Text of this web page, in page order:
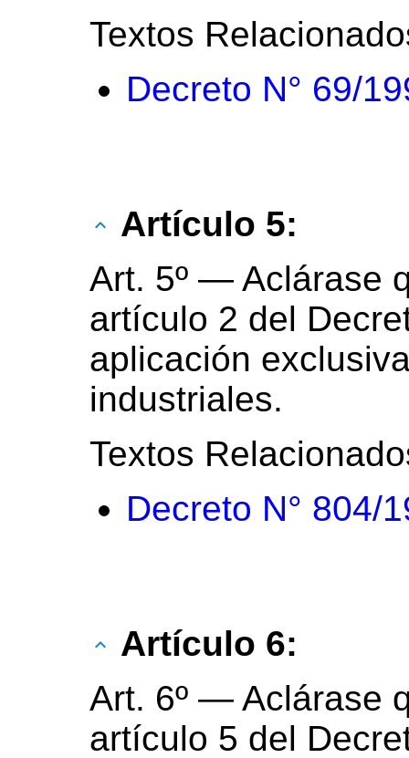
Textos
Decreto N° 69/
Artículo 5:
Art. 5º — Aclárase
artículo 2 del
aplicación
industriales.
Textos
Decreto N° 804/
Artículo 6:
Art. 6º — Aclárase
artículo 5 del